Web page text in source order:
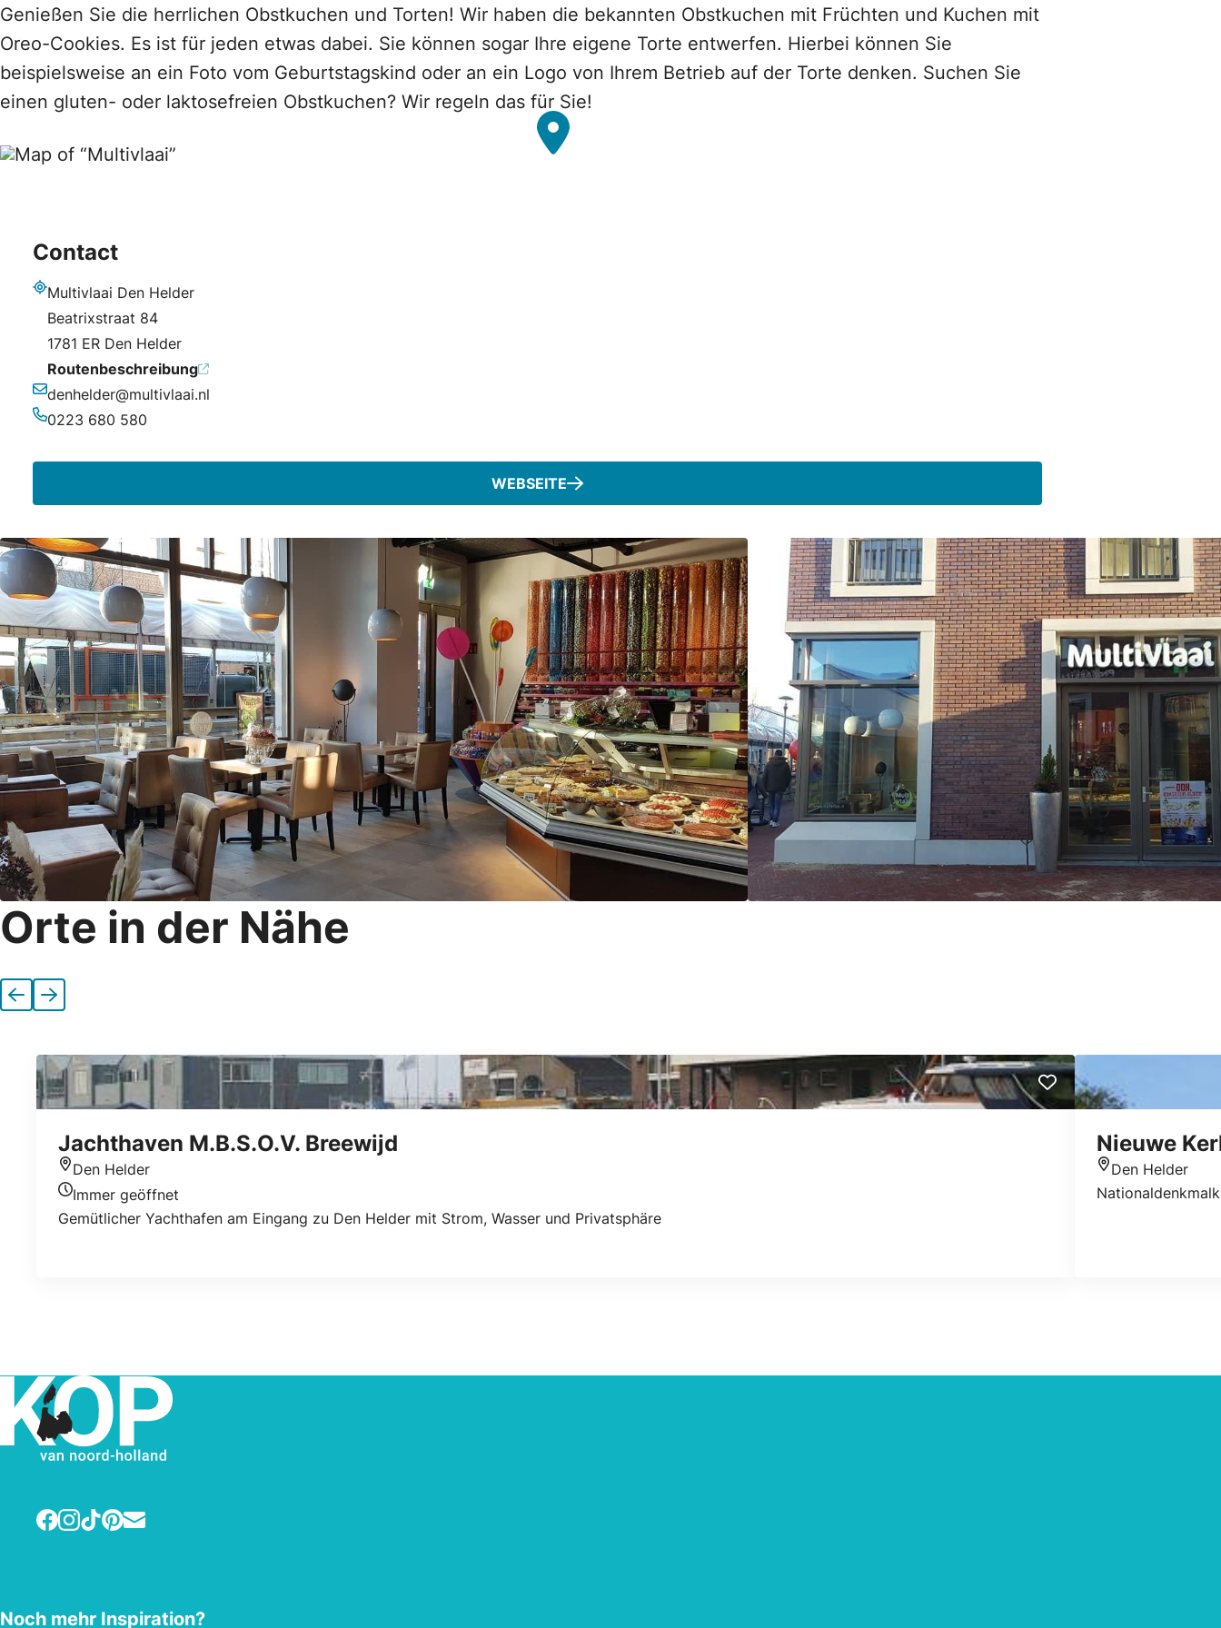
Genießen Sie die herrlichen Obstkuchen und Torten! Wir haben die bekannten Obstkuchen mit Früchten und Kuchen mit
Oreo-Cookies. Es ist für jeden etwas dabei. Sie können sogar Ihre eigene Torte entwerfen. Hierbei können Sie
beispielsweise an ein Foto vom Geburtstagskind oder an ein Logo von Ihrem Betrieb auf der Torte denken. Suchen Sie
einen gluten- oder laktosefreien Obstkuchen? Wir regeln das für Sie!
Contact
Multivlaai Den Helder
Beatrixstraat 84
1781 ER Den Helder
Routenbeschreibung
E-Mail-Adresse
denhelder@multivlaai.nl
0223 680 580
WEBSEITE
Orte in der Nähe
Vorherige
Nächste
Jachthaven M.B.S.O.V. Breewijd
Standort
Den Helder
Heutigen Öffnungszeiten
Immer geöffnet
Gemütlicher Yachthafen am Eingang zu Den Helder mit Strom, Wasser und Privatsphäre
Nieuwe
Standort
Den Helder
Facebook
Instagram
TikTok
Pinterest
E-mail
Noch mehr Inspiration?